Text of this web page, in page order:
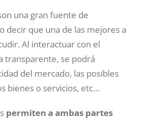
una gran fuente de
decir que una de las mejores a
Al interactuar con el
transparente, se podrá
del mercado, las posibles
bienes o servicios, etc…
permiten a ambas partes